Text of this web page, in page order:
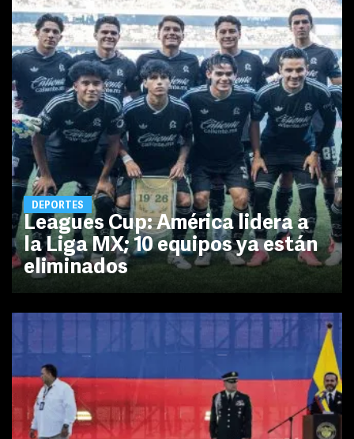
DEPORTES
Leagues Cup: América lidera a
la Liga MX; 10 equipos ya están
eliminados